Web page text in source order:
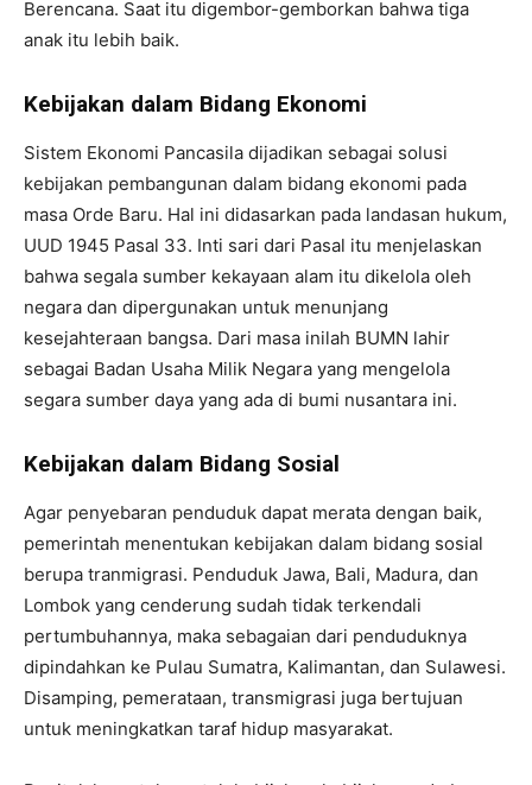
Berencana. Saat itu digembor-gemborkan bahwa tiga
anak itu lebih baik.
Kebijakan dalam Bidang Ekonomi
Sistem Ekonomi Pancasila dijadikan sebagai solusi
kebijakan pembangunan dalam bidang ekonomi pada
masa Orde Baru. Hal ini didasarkan pada landasan hukum,
UUD 1945 Pasal 33. Inti sari dari Pasal itu menjelaskan
bahwa segala sumber kekayaan alam itu dikelola oleh
negara dan dipergunakan untuk menunjang
kesejahteraan bangsa. Dari masa inilah BUMN lahir
sebagai Badan Usaha Milik Negara yang mengelola
segara sumber daya yang ada di bumi nusantara ini.
Kebijakan dalam Bidang Sosial
Agar penyebaran penduduk dapat merata dengan baik,
pemerintah menentukan kebijakan dalam bidang sosial
berupa tranmigrasi. Penduduk Jawa, Bali, Madura, dan
Lombok yang cenderung sudah tidak terkendali
pertumbuhannya, maka sebagaian dari penduduknya
dipindahkan ke Pulau Sumatra, Kalimantan, dan Sulawesi.
Disamping, pemerataan, transmigrasi juga bertujuan
untuk meningkatkan taraf hidup masyarakat.